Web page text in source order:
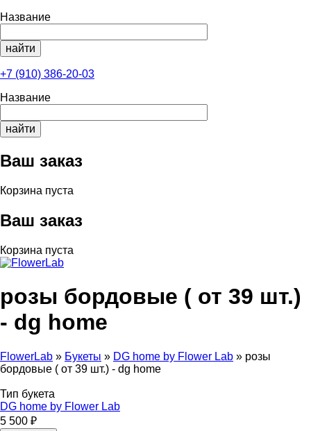
Название
+7 (910) 386-20-03
Название
Ваш заказ
Корзина пуста
Ваш заказ
Корзина пуста
розы бордовые ( от 39 шт.)
- dg home
Вы здесь
FlowerLab » Букеты » DG home by Flower Lab » розы
бордовые ( от 39 шт.) - dg home
Тип букета
DG home by Flower Lab
5 500 ₽